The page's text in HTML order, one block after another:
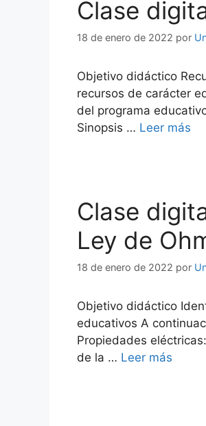
Clase
18 de enero de 2022 por
Objetivo didáctico
recursos de carácter
del programa
Sinopsis … Leer más
Clase
Ley de
18 de enero de 2022 por
Objetivo didáctico
educativos A
Propiedades
de la … Leer más